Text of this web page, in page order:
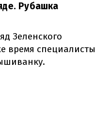
Рубашка
Зеленского
время специалисты